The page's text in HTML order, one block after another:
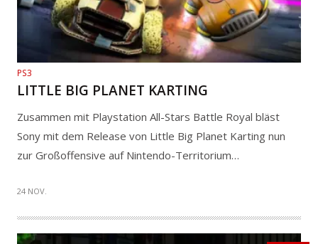
PS3
LITTLE BIG PLANET KARTING
Zusammen mit Playstation All-Stars Battle Royal bläst
Sony mit dem Release von Little Big Planet Karting nun
zur Großoffensive auf Nintendo-Territorium…
24 NOV.